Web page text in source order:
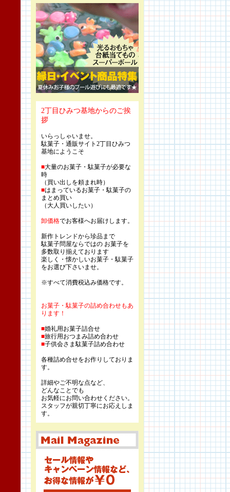
2丁目ひみつ基地からのご挨
拶
いらっしゃいませ。
駄菓子・通販サイト2丁目ひみつ
基地にようこそ
■大量のお菓子・駄菓子が必要な
時
（買い出しを頼まれ時）
■はまっているお菓子・駄菓子の
まとめ買い
（大人買いしたい）
卸価格でお客様へお届けします。
新作トレンドから珍品まで
駄菓子問屋ならではの お菓子を
多数取り揃えております
楽しく・懐かしいお菓子・駄菓子
をお選び下さいませ。
※すべて消費税込み価格です。
お菓子・駄菓子の詰め合わせもあ
ります！
■婚礼用お菓子詰合せ
■旅行用おつまみ詰め合わせ
■子供会さま駄菓子詰め合わせ
各種詰め合せをお作りしておりま
す。
詳細やご不明な点など、
どんなことでも
お気軽にお問い合わせください。
スタッフが親切丁寧にお応えしま
す。